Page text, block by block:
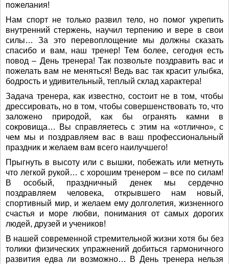
пожелания!
Нам спорт не только развил тело, но помог укрепить
внутренний стержень, научил терпению и вере в свои
силы… За это перевоплощение мы должны сказать
спасибо и вам, наш тренер! Тем более, сегодня есть
повод – День тренера! Так позвольте поздравить вас и
пожелать вам не меняться! Ведь вас так красит улыбка,
бодрость и удивительный, теплый склад характера!
Задача тренера, как известно, состоит не в том, чтобы
дрессировать, но в том, чтобы совершенствовать то, что
заложено природой, как бы огранять камни в
сокровища… Вы справляетесь с этим на «отлично», с
чем мы и поздравляем вас в ваш профессиональный
праздник и желаем вам всего наилучшего!
Прыгнуть в высоту или с вышки, побежать или метнуть
что легкой рукой… с хорошим тренером – все по силам!
В особый, праздничный денек мы сердечно
поздравляем человека, открывшего нам новый,
спортивный мир, и желаем ему долголетия, жизненного
счастья и море любви, понимания от самых дорогих
людей, друзей и учеников!
В нашей современной стремительной жизни хотя бы без
толики физических упражнений добиться гармоничного
развития едва ли возможно… В День тренера нельзя